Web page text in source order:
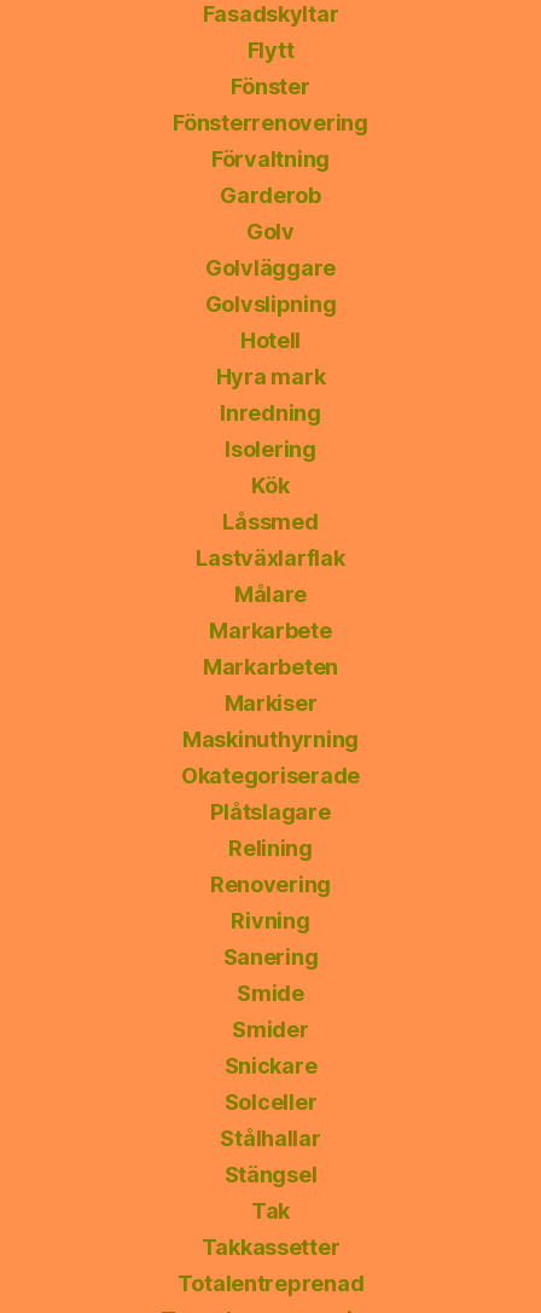
Fasadskyltar
Flytt
Fönster
Fönsterrenovering
Förvaltning
Garderob
Golv
Golvläggare
Golvslipning
Hotell
Hyra mark
Inredning
Isolering
Kök
Låssmed
Lastväxlarflak
Målare
Markarbete
Markarbeten
Markiser
Maskinuthyrning
Okategoriserade
Plåtslagare
Relining
Renovering
Rivning
Sanering
Smide
Smider
Snickare
Solceller
Stålhallar
Stängsel
Tak
Takkassetter
Totalentreprenad